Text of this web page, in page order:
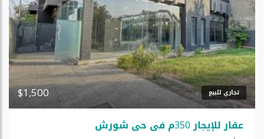
تجاري للبيع $1,500
عقار للإیجار 350م في حي شورش